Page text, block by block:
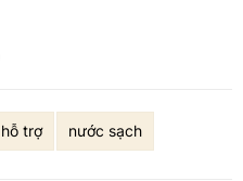
hỗ trợ nước sạch